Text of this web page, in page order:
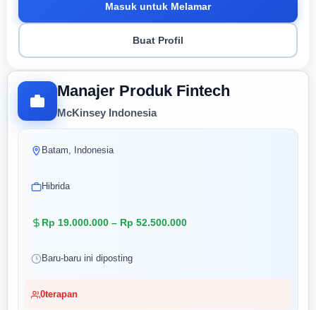
Manajer Produk Fintech
McKinsey Indonesia
Batam, Indonesia
Hibrida
Rp 19.000.000 – Rp 52.500.000
Baru-baru ini diposting
0terapan
Masuk untuk Melamar
Buat Profil